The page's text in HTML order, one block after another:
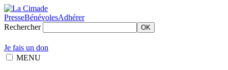
PresseBénévolesAdhérer
Rechercher
OK
Je fais un don
MENU